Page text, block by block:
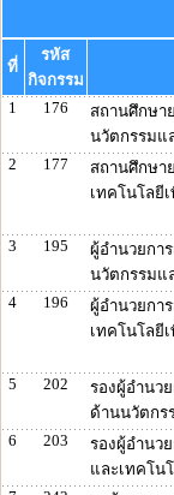
ที่
รหัส
กิจกรรม
1 176
สถานศึกษา
นวัตกรรมแ
2
177
สถานศึกษา
เทคโนโลยี
3 195
ผู้อำนวยกา
นวัตกรรมแ
4
196
ผู้อำนวยกา
เทคโนโลยี
5 202
รองผู้อำนว
ด้านนวัตกร
6
203
รองผู้อำนว
และเทคโน